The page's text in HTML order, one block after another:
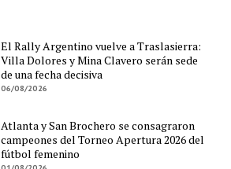
El Rally Argentino vuelve a Traslasierra:
Villa Dolores y Mina Clavero serán sede
de una fecha decisiva
06/08/2026
Atlanta y San Brochero se consagraron
campeones del Torneo Apertura 2026 del
fútbol femenino